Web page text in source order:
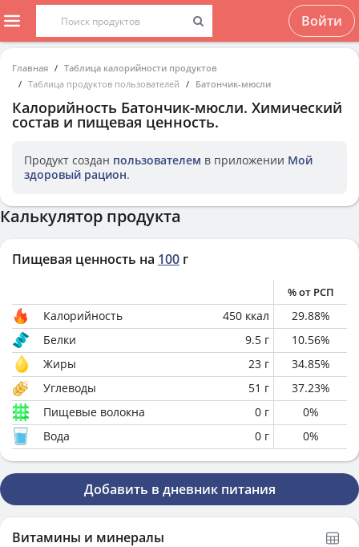
Войти
Главная
Таблица калорийности продуктов
Таблица продуктов пользователей
Батончик-мюсли
Калорийность Батончик-мюсли. Химический
состав и пищевая ценность.
Продукт создан пользователем в приложении Мой
здоровый рацион.
Калькулятор продукта
Пищевая ценность на 100 г
% от РСП
Калорийность 450 ккал 29.88%
Белки
9.5 г 10.56%
Жиры
23 г 34.85%
Углеводы
51 г 37.23%
Пищевые волокна
0 г 0%
Вода
0 г 0%
Добавить в дневник питания
Витамины и минералы